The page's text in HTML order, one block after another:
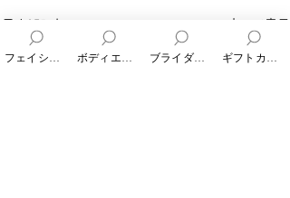
最新記事 すべて表示
ブライダルエステ